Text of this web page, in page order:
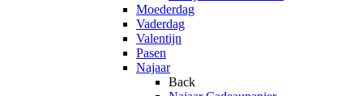
Moederdag
Vaderdag
Valentijn
Pasen
Najaar
Back